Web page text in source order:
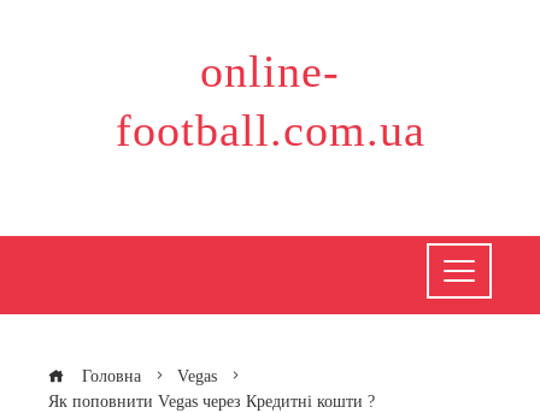
online-
football.com.ua
Головна
Vegas
Як поповнити Vegas через Кредитні кошти ?